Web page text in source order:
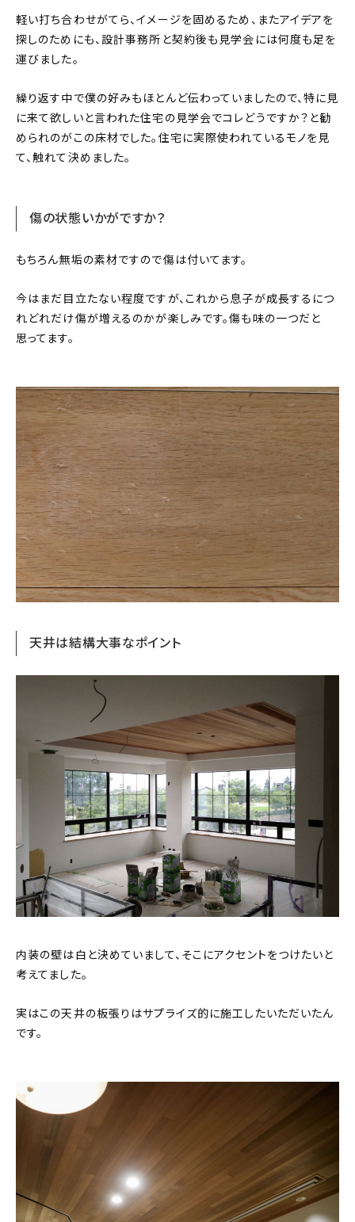
軽い打ち合わせがてら、イメージを固めるため、またアイデアを
探しのためにも、設計事務所と契約後も見学会には何度も足を
運びました。
繰り返す中で僕の好みもほとんど伝わっていましたので、特に見
に来て欲しいと言われた住宅の見学会でコレどうですか？と勧
められのがこの床材でした。住宅に実際使われているモノを見
て、触れて決めました。
傷の状態いかがですか？
もちろん無垢の素材ですので傷は付いてます。
今はまだ目立たない程度ですが、これから息子が成長するにつ
れどれだけ傷が増えるのかが楽しみです。傷も味の一つだと
思ってます。
天井は結構大事なポイント
内装の壁は白と決めていまして、そこにアクセントをつけたいと
考えてました。
実はこの天井の板張りはサプライズ的に施工したいただいたん
です。